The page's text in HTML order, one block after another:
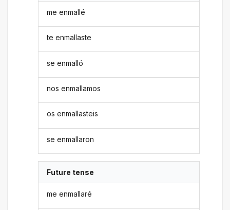
me enmallé
te enmallaste
se enmalló
nos enmallamos
os enmallasteis
se enmallaron
Future tense
me enmallaré